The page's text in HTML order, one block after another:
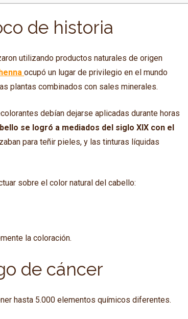
de historia
utilizando productos naturales de origen
ocupó un lugar de privilegio en el mundo
plantas combinados con sales minerales.
debían dejarse aplicadas durante horas
se logró a mediados del siglo XIX con el
para teñir pieles, y las tinturas líquidas
sobre el color natural del cabello:
la coloración.
de cáncer
hasta 5.000 elementos químicos diferentes.